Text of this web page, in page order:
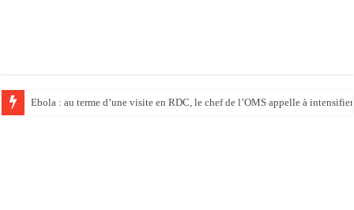
Ebola : au terme d’une visite en RDC, le chef de l’OMS appelle à